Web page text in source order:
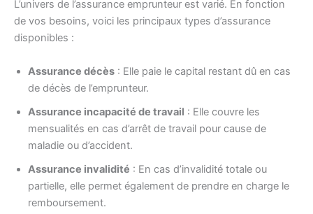
L’univers de l’assurance emprunteur est varié. En fonction
de vos besoins, voici les principaux types d’assurance
disponibles :
Assurance décès : Elle paie le capital restant dû en cas
de décès de l’emprunteur.
Assurance incapacité de travail : Elle couvre les
mensualités en cas d’arrêt de travail pour cause de
maladie ou d’accident.
Assurance invalidité : En cas d’invalidité totale ou
partielle, elle permet également de prendre en charge le
remboursement.